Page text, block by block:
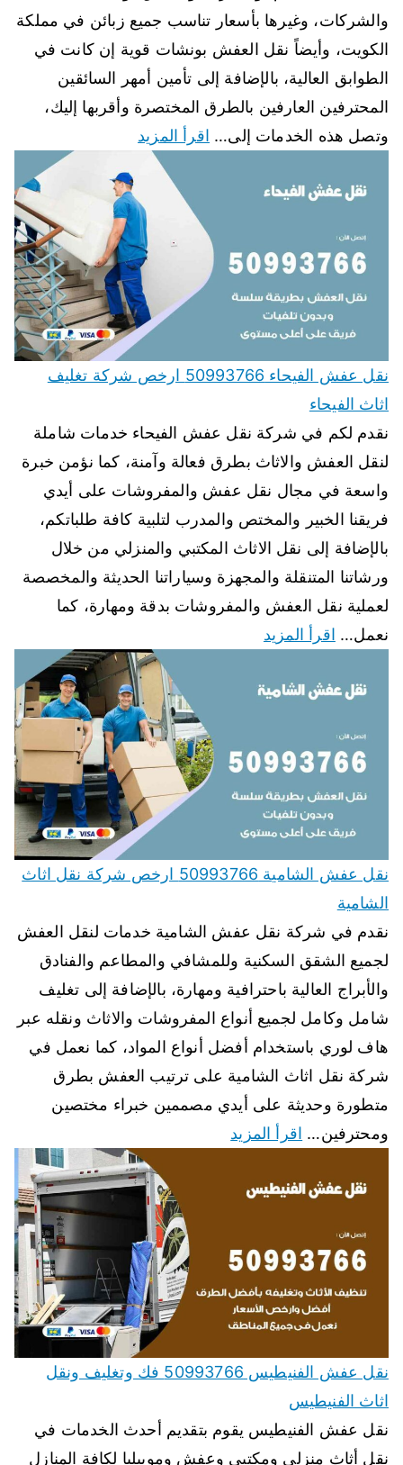
والشركات، وغيرها بأسعار تناسب جميع زبائن في مملكة
الكويت، وأيضاً نقل العفش بونشات قوية إن كانت في
الطوابق العالية، بالإضافة إلى تأمين أمهر السائقين
المحترفين العارفين بالطرق المختصرة وأقربها إليك،
وتصل هذه الخدمات إلى… اقرأ المزيد
نقل عفش الفيحاء 50993766 ارخص شركة تغليف
اثاث الفيحاء
نقدم لكم في شركة نقل عفش الفيحاء خدمات شاملة
لنقل العفش والاثاث بطرق فعالة وآمنة، كما نؤمن خبرة
واسعة في مجال نقل عفش والمفروشات على أيدي
فريقنا الخبير والمختص والمدرب لتلبية كافة طلباتكم،
بالإضافة إلى نقل الاثاث المكتبي والمنزلي من خلال
ورشاتنا المتنقلة والمجهزة وسياراتنا الحديثة والمخصصة
لعملية نقل العفش والمفروشات بدقة ومهارة، كما
نعمل… اقرأ المزيد
نقل عفش الشامية 50993766 ارخص شركة نقل اثاث
الشامية
نقدم في شركة نقل عفش الشامية خدمات لنقل العفش
لجميع الشقق السكنية وللمشافي والمطاعم والفنادق
والأبراج العالية باحترافية ومهارة، بالإضافة إلى تغليف
شامل وكامل لجميع أنواع المفروشات والاثاث ونقله عبر
هاف لوري باستخدام أفضل أنواع المواد، كما نعمل في
شركة نقل اثاث الشامية على ترتيب العفش بطرق
متطورة وحديثة على أيدي مصممين خبراء مختصين
ومحترفين… اقرأ المزيد
نقل عفش الفنيطيس 50993766 فك وتغليف ونقل
اثاث الفنيطيس
نقل عفش الفنيطيس يقوم بتقديم أحدث الخدمات في
نقل أثاث منزلي ومكتبي وعفش وموبيليا لكافة المنازل